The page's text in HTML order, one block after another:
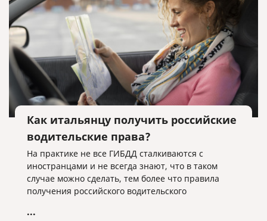
Как итальянцу получить российские
водительские права?
На практике не все ГИБДД сталкиваются с
иностранцами и не всегда знают, что в таком
случае можно сделать, тем более что правила
получения российского водительского
разных стран.
...